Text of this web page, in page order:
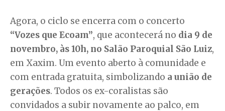
Agora, o ciclo se encerra com o concerto
“Vozes que Ecoam”, que acontecerá no dia 9 de
novembro, às 10h, no Salão Paroquial São Luiz,
em Xaxim. Um evento aberto à comunidade e
com entrada gratuita, simbolizando a união de
gerações. Todos os ex-coralistas são
convidados a subir novamente ao palco, em